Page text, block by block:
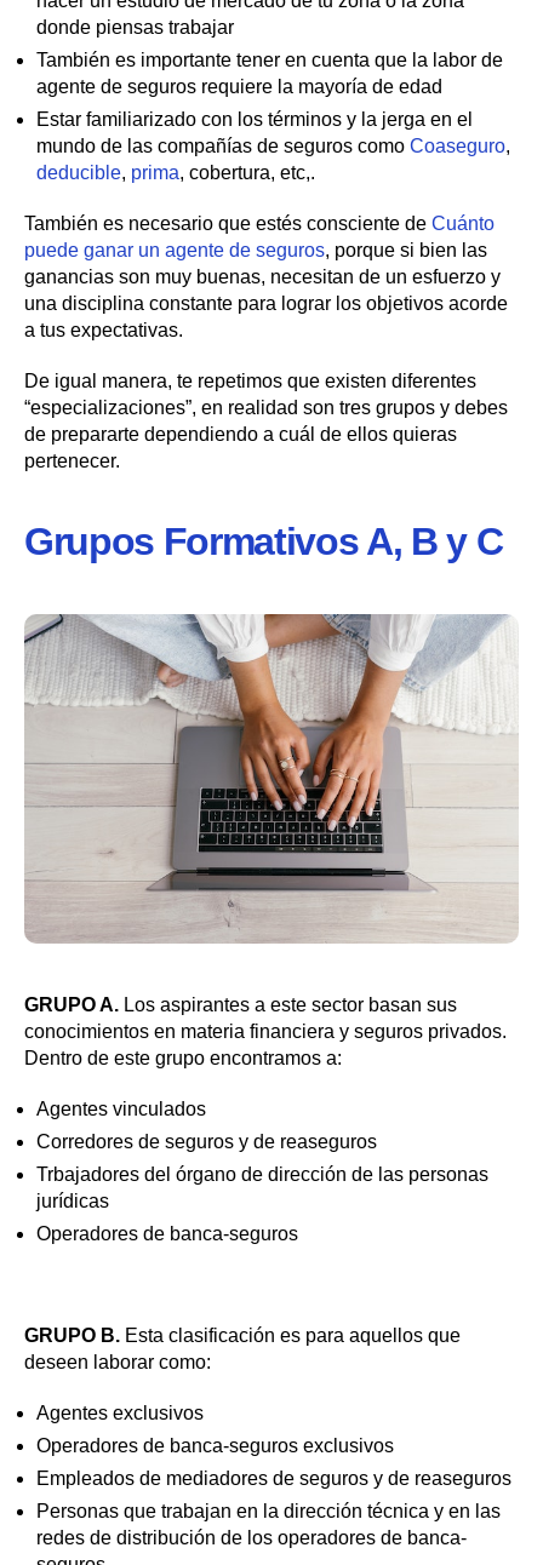
donde piensas trabajar
También es importante tener en cuenta que la labor de
agente de seguros requiere la mayoría de edad
Estar familiarizado con los términos y la jerga en el
mundo de las compañías de seguros como Coaseguro,
deducible, prima, cobertura, etc,.
También es necesario que estés consciente de Cuánto
puede ganar un agente de seguros, porque si bien las
ganancias son muy buenas, necesitan de un esfuerzo y
una disciplina constante para lograr los objetivos acorde
a tus expectativas.
De igual manera, te repetimos que existen diferentes
“especializaciones”, en realidad son tres grupos y debes
de prepararte dependiendo a cuál de ellos quieras
pertenecer.
Grupos Formativos A, B y C
GRUPO A. Los aspirantes a este sector basan sus
conocimientos en materia financiera y seguros privados.
Dentro de este grupo encontramos a:
Agentes vinculados
Corredores de seguros y de reaseguros
Trbajadores del órgano de dirección de las personas
jurídicas
Operadores de banca-seguros
GRUPO B. Esta clasificación es para aquellos que
deseen laborar como:
Agentes exclusivos
Operadores de banca-seguros exclusivos
Empleados de mediadores de seguros y de reaseguros
Personas que trabajan en la dirección técnica y en las
redes de distribución de los operadores de banca-